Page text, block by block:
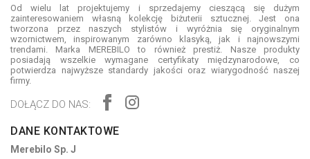
Od wielu lat projektujemy i sprzedajemy cieszącą się dużym
zainteresowaniem własną kolekcję biżuterii sztucznej. Jest ona
tworzona przez naszych stylistów i wyróżnia się oryginalnym
wzornictwem, inspirowanym zarówno klasyką, jak i najnowszymi
trendami. Marka MEREBILO to również prestiż. Nasze produkty
posiadają wszelkie wymagane certyfikaty międzynarodowe, co
potwierdza najwyższe standardy jakości oraz wiarygodność naszej
firmy.
DOŁĄCZ DO NAS:
DANE KONTAKTOWE
Merebilo Sp. J